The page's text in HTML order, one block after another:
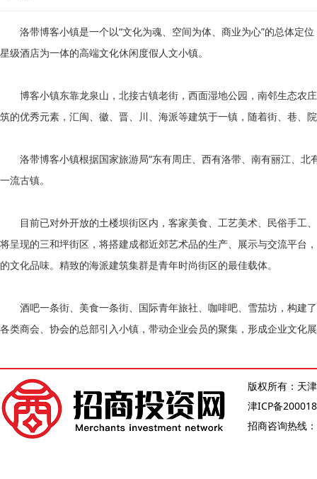
洛带博客小镇是一个以“文化为魂、空间为体、商业为心”的总体定
星级酒店为一体的高端文化休闲度假人文小镇。
博客小镇东靠龙泉山，北接古镇老街，西面湿地公园，南邻生态农
筑的优秀元素，汇闽、徽、晋、川、海派等建筑于一镇，随着街、巷
洛带博客小镇根据国家旅游局“东有周庄、西有洛带、南有丽江、北
一流古镇。
目前已对外开放的土楼坝街区内，客家美食、工艺美术、民俗手工
将呈现的三和坪街区，将搭建成都近郊艺术品的生产、展示与交流平台
的文化品味。精致的海派建筑集群是青年时尚街区的最佳载体。
酒吧一条街、美食一条街、国际青年旅社、咖啡吧、雪茄坊，构建
各类商会、协会的总部引入小镇，带动企业会员的聚集，形成企业文化
版权所有：天
津ICP备
招商咨询热线：